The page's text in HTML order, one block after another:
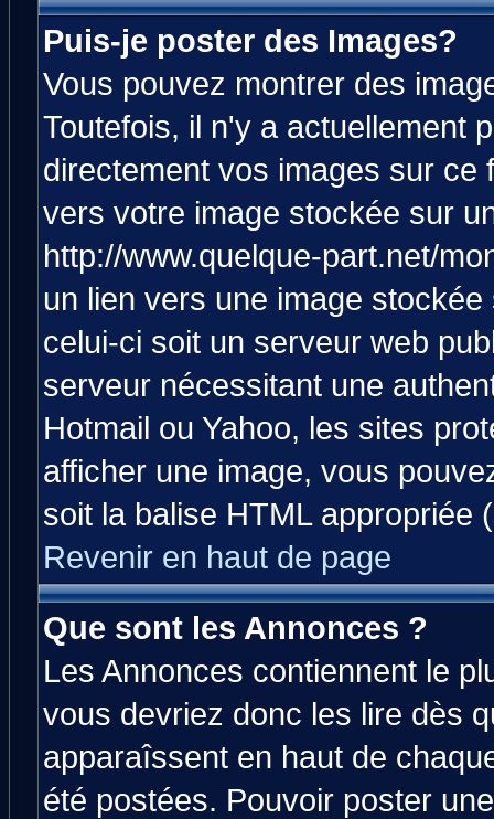
Puis-je poster des Images?
Vous pouvez montrer des
Toutefois, il n'y a actuellement
directement vos images sur ce
vers votre image stockée sur
http://www.quelque-part.net/
un lien vers une image
celui-ci soit un serveur web
serveur nécessitant une
Hotmail ou Yahoo, les sites
afficher une image, vous
soit la balise HTML appropriée
Revenir en haut de page
Que sont les Annonces ?
Les Annonces contiennent le
vous devriez donc les lire dès
apparaîssent en haut de
été postées. Pouvoir poster